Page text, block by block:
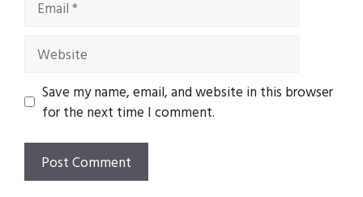
Website
Save my name, email, and website in this browser
for the next time I comment.